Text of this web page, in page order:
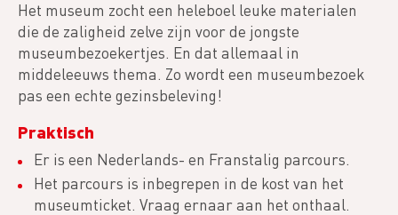
Het museum zocht een heleboel leuke materialen
die de zaligheid zelve zijn voor de jongste
museumbezoekertjes. En dat allemaal in
middeleeuws thema. Zo wordt een museumbezoek
pas een echte gezinsbeleving!
Praktisch
Er is een Nederlands- en Franstalig parcours.
Het parcours is inbegrepen in de kost van het
museumticket. Vraag ernaar aan het onthaal.